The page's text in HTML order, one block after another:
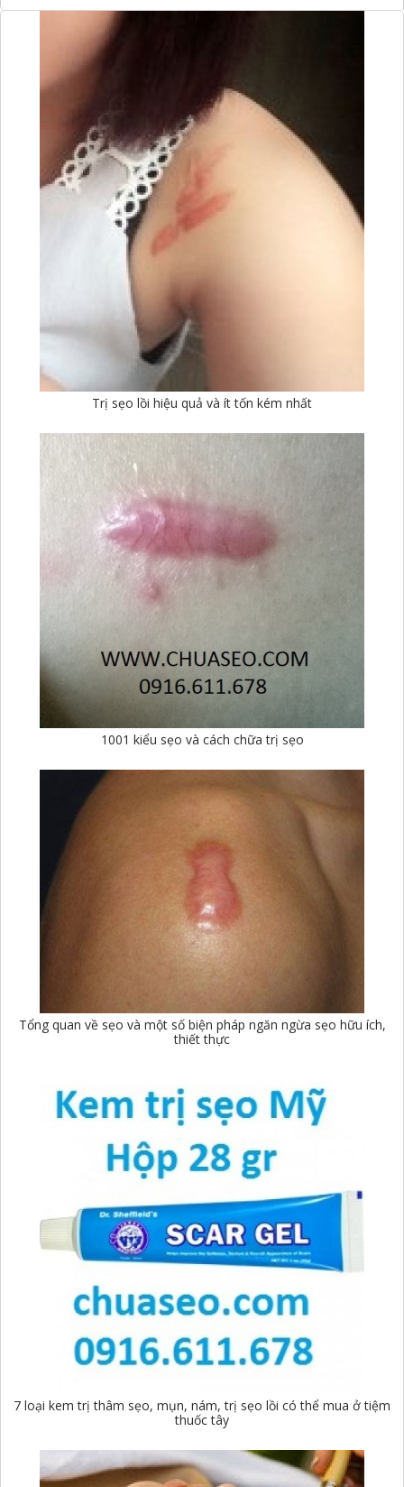
Trị sẹo lồi hiệu quả và ít tốn kém nhất
1001 kiểu sẹo và cách chữa trị sẹo
Tổng quan về sẹo và một số biện pháp ngăn ngừa sẹo hữu ích,
thiết thực
7 loại kem trị thâm sẹo, mụn, nám, trị sẹo lồi có thể mua ở tiệm
thuốc tây